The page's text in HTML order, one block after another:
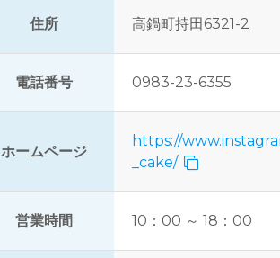
住所 高鍋町持田6321-2
電話番号 0983-23-6355
ホームページ
https://
_cake/
営業時間 10：00 ～ 18：00